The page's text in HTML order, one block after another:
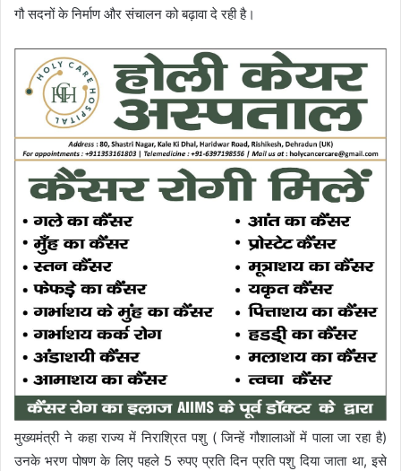
गौ सदनों के निर्माण और संचालन को बढ़ावा दे रही है।
मुख्यमंत्री ने कहा राज्य में निराश्रित पशु ( जिन्हें गौशालाओं में पाला जा रहा है)
उनके भरण पोषण के लिए पहले 5 रुपए प्रति दिन प्रति पशु दिया जाता था, इसे